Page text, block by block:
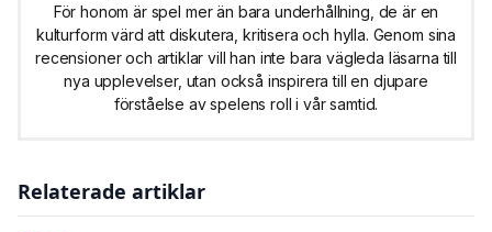
För honom är spel mer än bara underhållning, de är en
kulturform värd att diskutera, kritisera och hylla. Genom sina
recensioner och artiklar vill han inte bara vägleda läsarna till
nya upplevelser, utan också inspirera till en djupare
förståelse av spelens roll i vår samtid.
Relaterade artiklar